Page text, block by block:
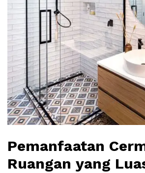
Pemanfaatan
Ruangan yang